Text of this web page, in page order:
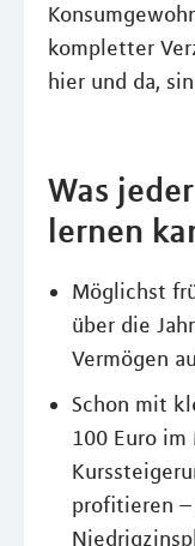
kompletter
hier und da,
Was
lernen
Möglichst
über die
Vermögen
Schon mit
100 Euro
profitieren